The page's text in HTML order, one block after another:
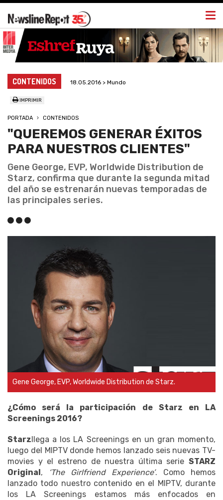
CONTENIDOS 18.05.2016 > Mundo
IMPRIMIR
PORTADA CONTENIDOS
"QUEREMOS GENERAR ÉXITOS
PARA NUESTROS CLIENTES"
Gene George, EVP, Worldwide Distribution de
Starz, confirma que durante la segunda mitad
del año se estrenarán nuevas temporadas de
las principales series.
Gene George, EVP, Worldwide Distribution de Starz.
¿Cómo será la participación de Starz en LA
Screenings 2016?
Starzllega a los LA Screenings en un gran momento,
luego del MIPTV donde hemos lanzado seis nuevas TV-
movies y el estreno de nuestra última serie STARZ
Original, ‘The Girlfriend Experience’. Como hemos
lanzado todo nuestro contenido en el MIPTV, durante
los LA Screenings estamos más enfocados en